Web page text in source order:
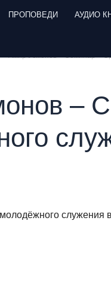
ПРОПОВЕДИ АУДИО
–
служения